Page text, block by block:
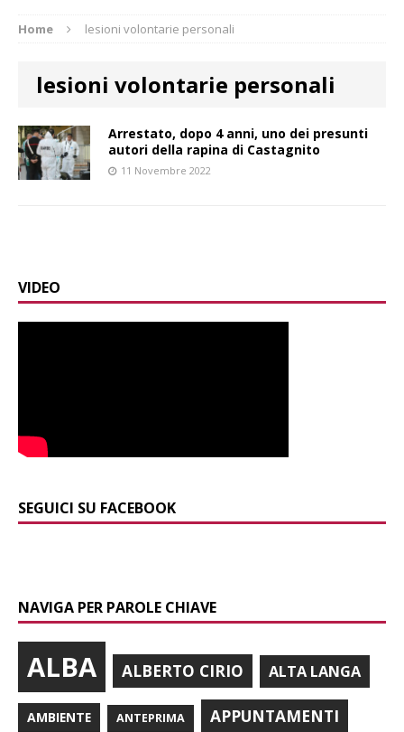
Home lesioni volontarie personali
lesioni volontarie personali
Arrestato, dopo 4 anni, uno dei presunti
autori della rapina di Castagnito
11 Novembre 2022
VIDEO
SEGUICI SU FACEBOOK
NAVIGA PER PAROLE CHIAVE
ALBA ALBERTO CIRIO ALTA LANGA
AMBIENTE ANTEPRIMA APPUNTAMENTI